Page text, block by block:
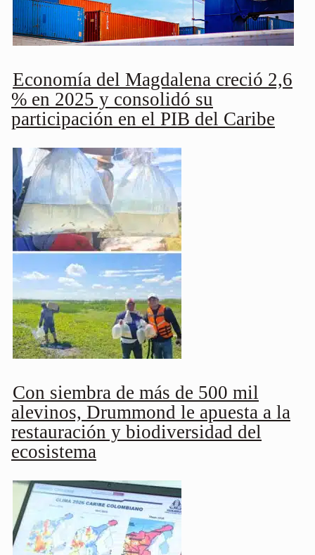
Economía del Magdalena creció 2,6
% en 2025 y consolidó su
participación en el PIB del Caribe
Con siembra de más de 500 mil
alevinos, Drummond le apuesta a la
restauración y biodiversidad del
ecosistema